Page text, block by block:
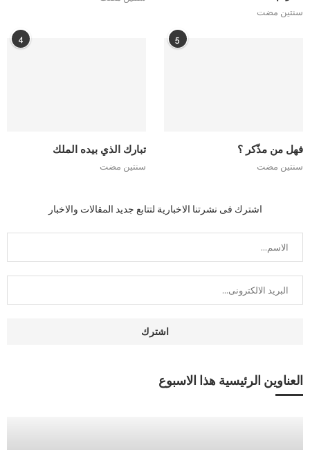
سنتين مضت
4
تبارك الذي بيده الملك
سنتين مضت
5
فهل من مذّكر ؟
سنتين مضت
اشترك فى نشرتنا الاخبارية لتتابع جديد المقالات والاخبار
العناوين الرئيسية هذا الاسبوع